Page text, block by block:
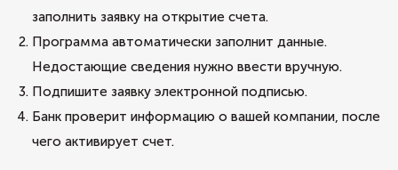
заполнить заявку на открытие счета.
Программа автоматически заполнит данные.
Недостающие сведения нужно ввести вручную.
Подпишите заявку электронной подписью.
Банк проверит информацию о вашей компании, после
чего активирует счет.